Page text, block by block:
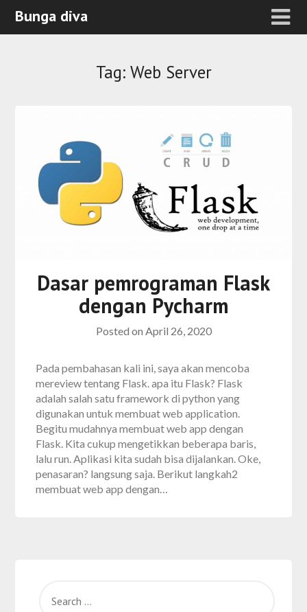
Bunga diva
Tag: Web Server
Dasar pemrograman Flask
dengan Pycharm
Posted on April 26, 2020
Pada pembahasan kali ini, saya akan mencoba
mereview tentang Flask. apa itu Flask? Flask
adalah salah satu framework di python yang
digunakan untuk membuat web application.
Begitu mudahnya membuat web app dengan
Flask. Kita cukup mengetikkan beberapa baris,
lalu run. Aplikasi kita sudah bisa dijalankan. Oke,
penasaran? langsung saja. Berikut langkah2
membuat web app dengan…